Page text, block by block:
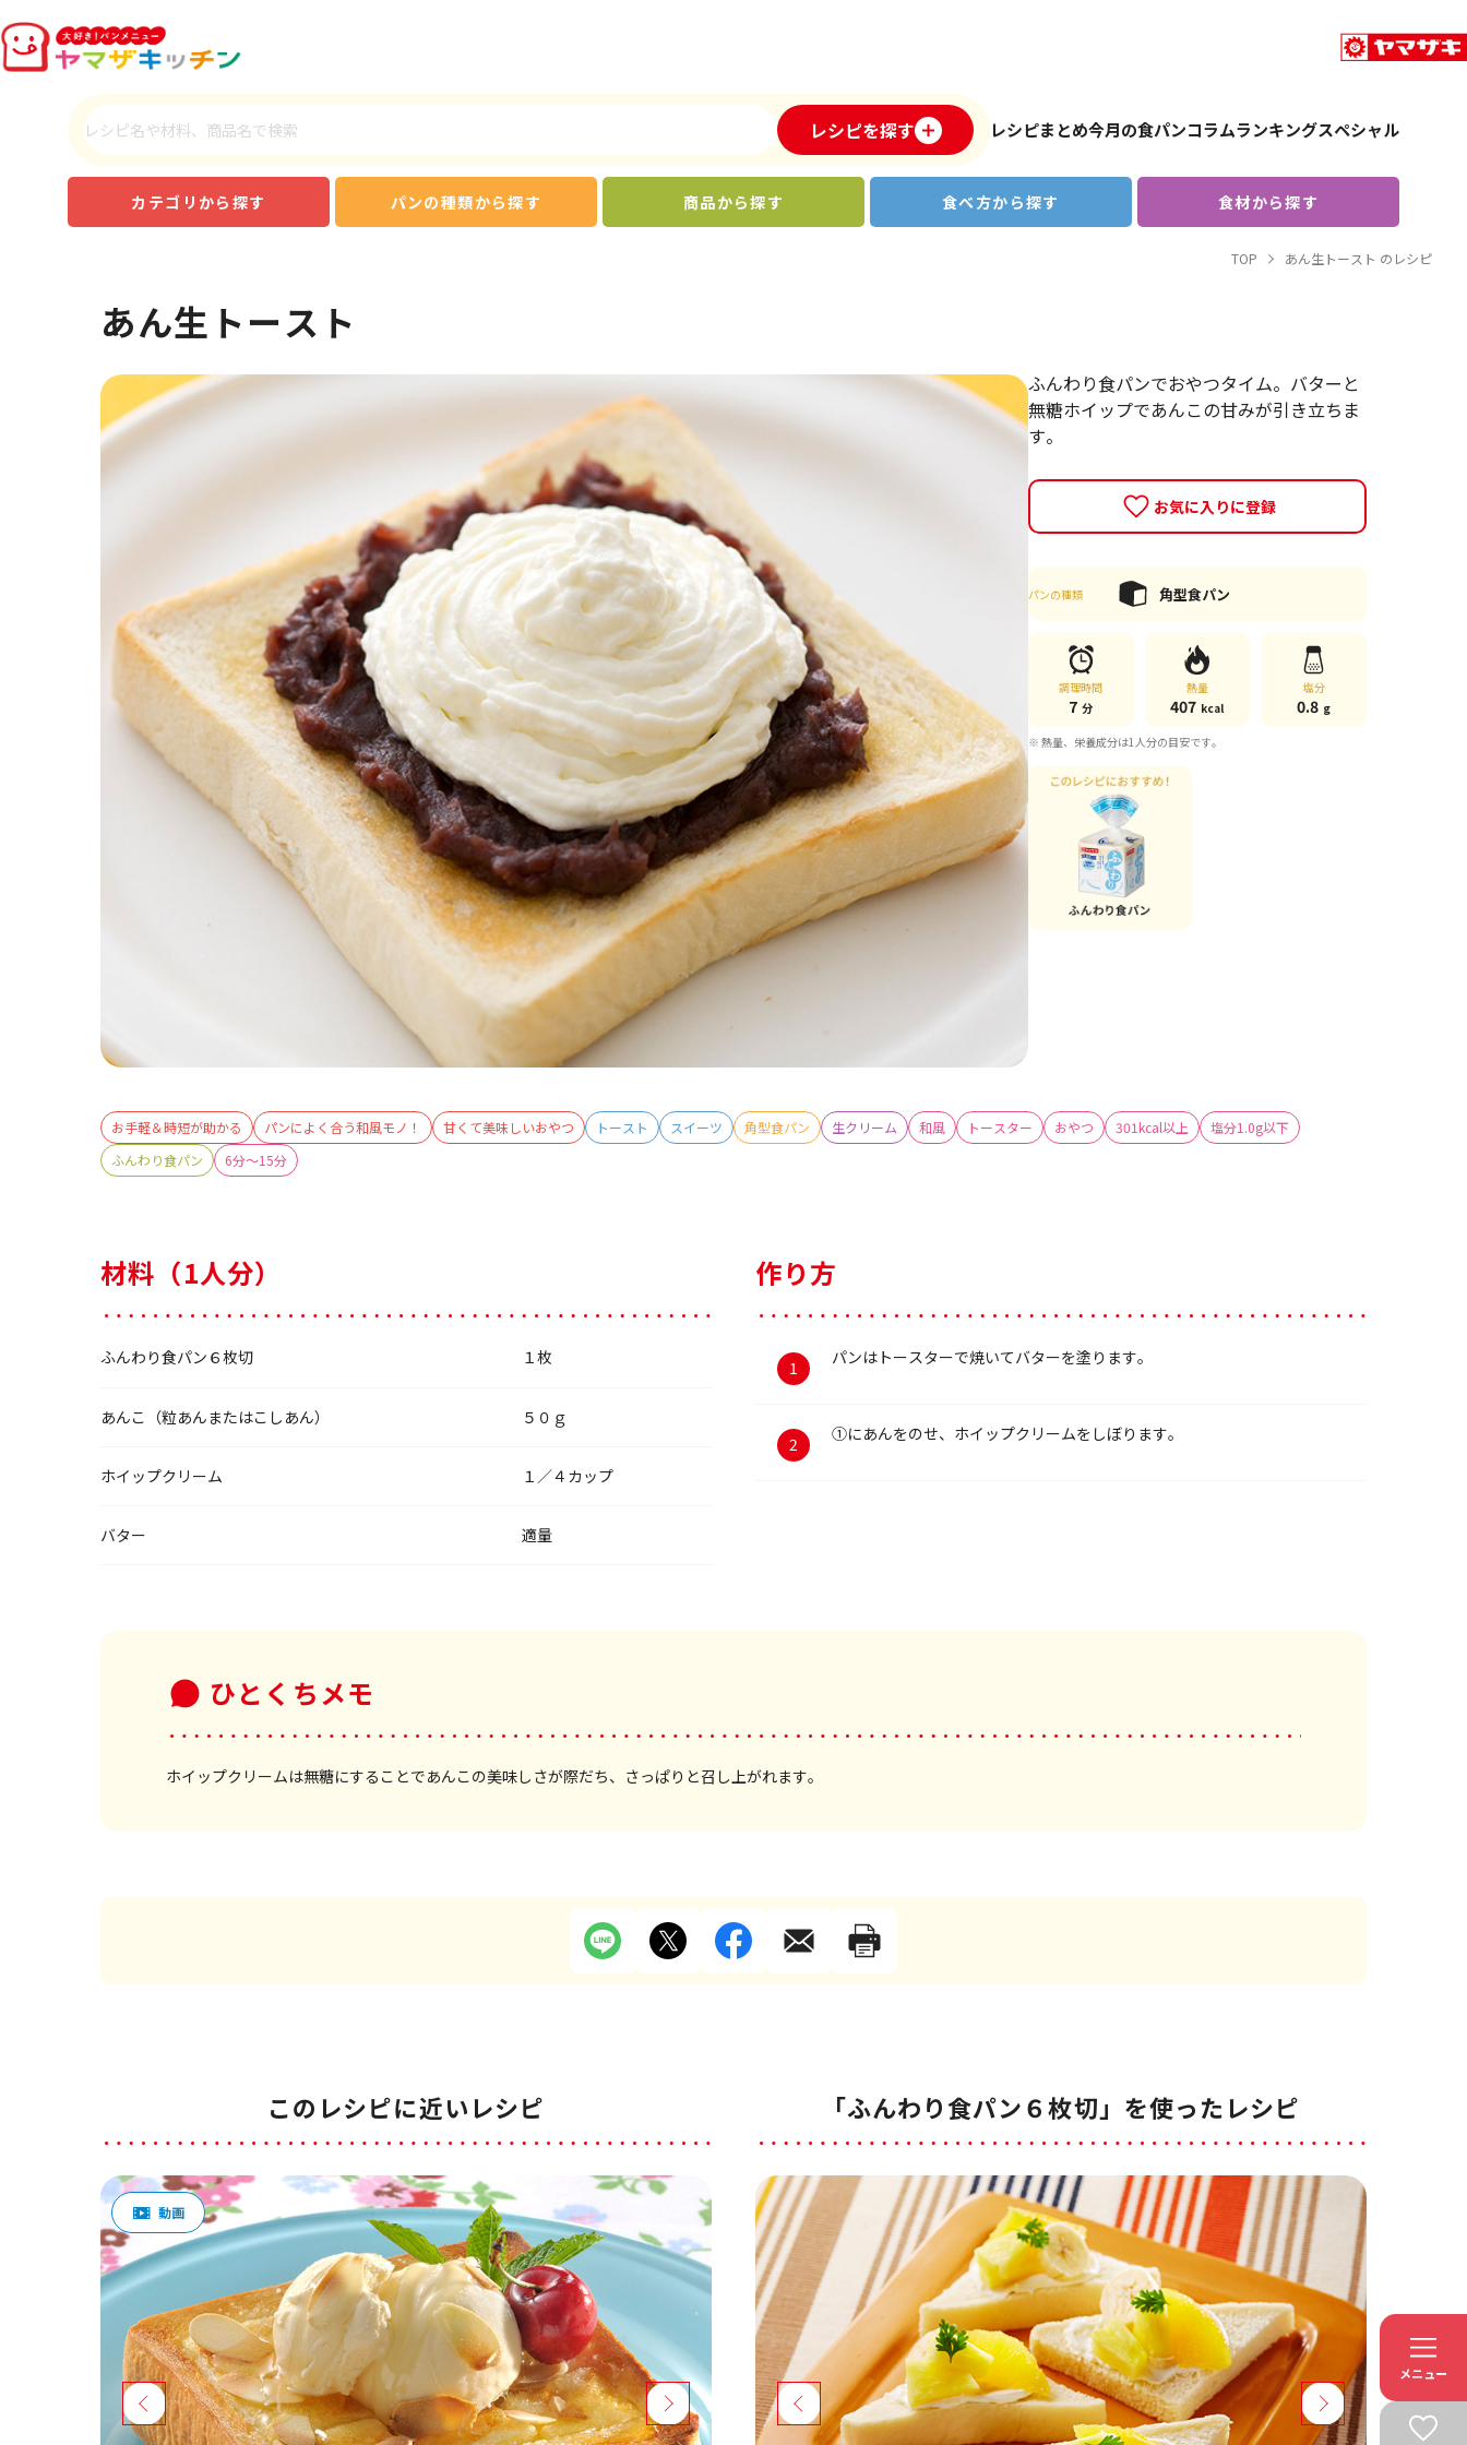
レシピを探す レシピまとめ今月の食パンコラムランキングスペシャル
カテゴリから探す パンの種類から探す 商品から探す 食べ方から探す 食材から探す
TOP あん生トースト のレシピ
あん生トースト
ふんわり食パンでおやつタイム。バターと
無糖ホイップであんこの甘みが引き立ちま
す。
お気に入りに登録
パンの種類 角型食パン
調理時間
7 分
熱量
407 kcal
塩分
0.8 g
※ 熱量、栄養成分は1人分の目安です。
お手軽＆時短が助かる パンによく合う和風モノ！ 甘くて美味しいおやつ トースト スイーツ 角型食パン 生クリーム 和風 トースター おやつ 301kcal以上
塩分1.0g以下
ふんわり食パン
6分～15分
材料（1人分）
ふんわり食パン６枚切 １枚
あんこ（粒あんまたはこしあん） ５０ｇ
ホイップクリーム １／４カップ
バター 適量
作り方
パンはトースターで焼いてバターを塗ります。
①にあんをのせ、ホイップクリームをしぼります。
ひとくちメモ
ホイップクリームは無糖にすることであんこの美味しさが際だち、さっぱりと召し上がれます。
このレシピに近いレシピ 「ふんわり食パン６枚切」を使ったレシピ
メニュー